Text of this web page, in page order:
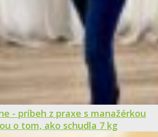
- príbeh z praxe s manažérkou
o tom, ako schudla 7 kg